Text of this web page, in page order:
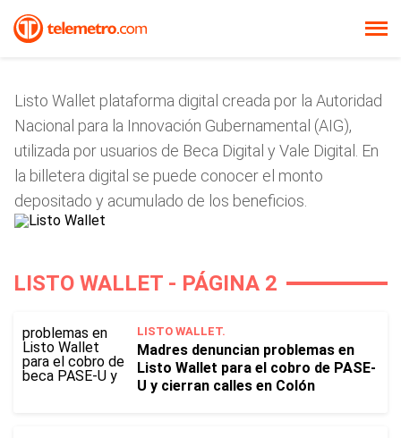
Listo Wallet plataforma digital creada por la Autoridad
Nacional para la Innovación Gubernamental (AIG),
utilizada por usuarios de Beca Digital y Vale Digital. En
la billetera digital se puede conocer el monto
depositado y acumulado de los beneficios.
LISTO WALLET - PÁGINA 2
LISTO WALLET.
Madres denuncian problemas en
Listo Wallet para el cobro de PASE-
U y cierran calles en Colón